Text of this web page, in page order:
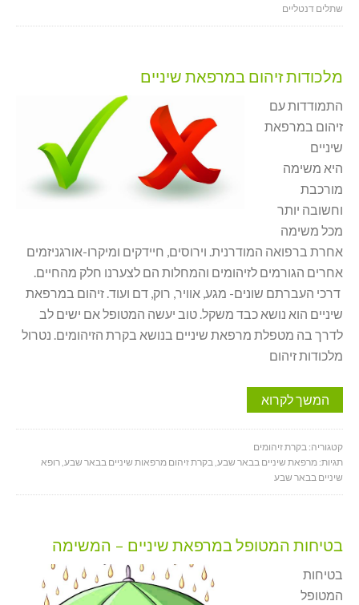
שתלים דנטליים
מלכודות זיהום במרפאת שיניים
התמודדות עם
זיהום במרפאת
שיניים
היא משימה
מורכבת
וחשובה יותר
מכל משימה
אחרת ברפואה המודרנית. וירוסים, חיידקים ומיקרו-אורגניזמים
אחרים הגורמים לזיהומים והמחלות הם לצערנו חלק מהחיים.
דרכי העברתם שונים- מגע, אוויר, רוק, דם ועוד. זיהום במרפאת
שיניים הוא נושא כבד משקל. טוב יעשה המטופל אם ישים לב
לדרך בה מטפלת מרפאת שיניים בנושא בקרת הזיהומים. נטרול
מלכודות זיהום
המשך לקרוא
קטגוריה: בקרת זיהומים
תגיות: מרפאת שיניים בבאר שבע,בקרת זיהום מרפאות שיניים בבאר שבע,רופא
שיניים בבאר שבע
בטיחות המטופל במרפאת שיניים – המשימה
בטיחות
המטופל